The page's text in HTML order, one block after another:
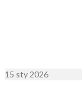
15 sty 2026